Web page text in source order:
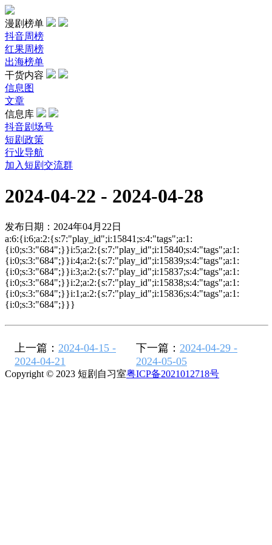
漫剧榜单
抖音周榜
红果周榜
出海榜单
干货内容
信息图
文章
信息库
抖音剧场号
短剧政策
行业导航
加入短剧交流群
2024-04-22 - 2024-04-28
发布日期：2024年04月22日
a:6:{i:6;a:2:{s:7:"play_id";i:15841;s:4:"tags";a:1:
{i:0;s:3:"684";}}i:5;a:2:{s:7:"play_id";i:15840;s:4:"tags";a:1:
{i:0;s:3:"684";}}i:4;a:2:{s:7:"play_id";i:15839;s:4:"tags";a:1:
{i:0;s:3:"684";}}i:3;a:2:{s:7:"play_id";i:15837;s:4:"tags";a:1:
{i:0;s:3:"684";}}i:2;a:2:{s:7:"play_id";i:15838;s:4:"tags";a:1:
{i:0;s:3:"684";}}i:1;a:2:{s:7:"play_id";i:15836;s:4:"tags";a:1:
{i:0;s:3:"684";}}}
上一篇： 2024-04-15 -
2024-04-21
下一篇： 2024-04-29 -
2024-05-05
Copyright © 2023 短剧自习室粤ICP备2021012718号